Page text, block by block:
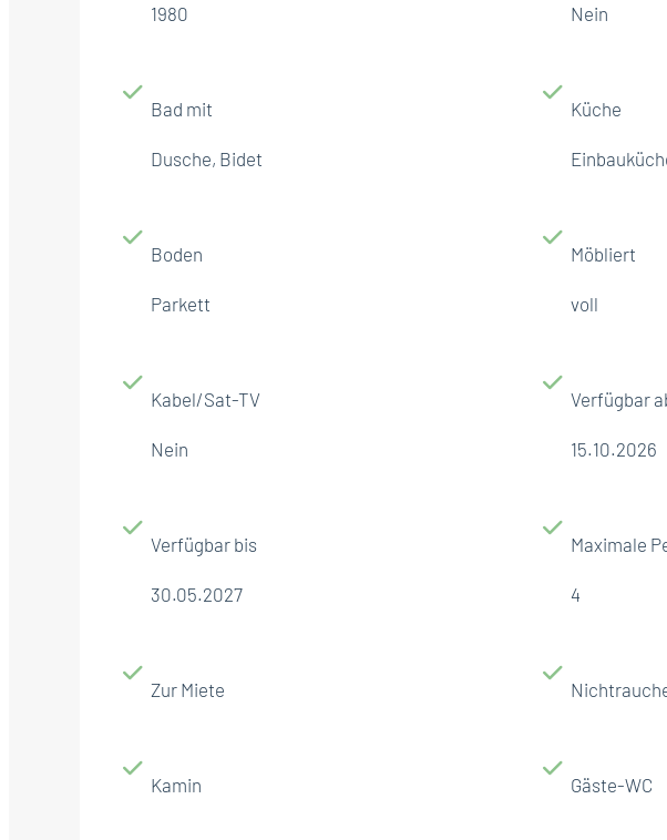
1980 Nein
Bad mit
Dusche, Bidet
Küche
Boden
Parkett
Möbliert
voll
Kabel/Sat-TV
Nein
Verfügbar
15.10.2026
Verfügbar bis
30.05.2027
Maximale
4
Zur Miete
Kamin Gäste-WC